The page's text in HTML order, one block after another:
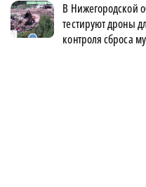
В Нижегородской
тестируют дроны
контроля сброса